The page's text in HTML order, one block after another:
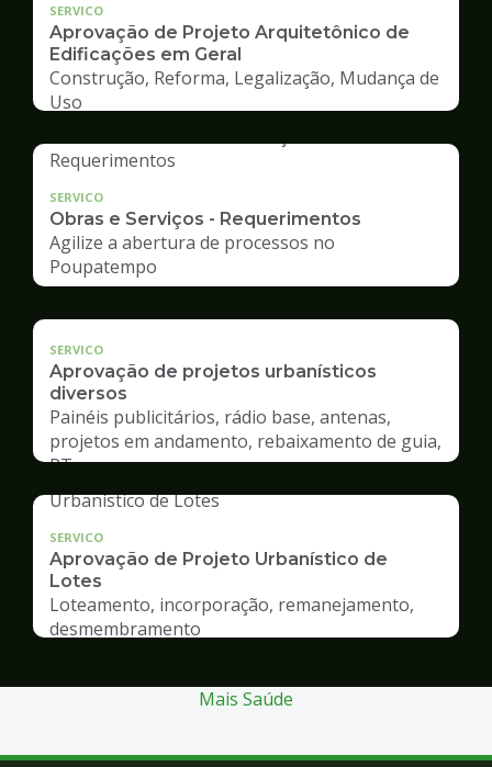
SERVICO
Aprovação de Projeto Arquitetônico de
Edificações em Geral
Construção, Reforma, Legalização, Mudança de
Uso
SERVICO
Obras e Serviços - Requerimentos
Agilize a abertura de processos no
Poupatempo
SERVICO
Aprovação de projetos urbanísticos
diversos
Painéis publicitários, rádio base, antenas,
projetos em andamento, rebaixamento de guia,
RT
SERVICO
Aprovação de Projeto Urbanístico de
Lotes
Loteamento, incorporação, remanejamento,
desmembramento
Mais Saúde